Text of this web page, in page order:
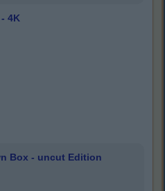
4K
Box - uncut Edition